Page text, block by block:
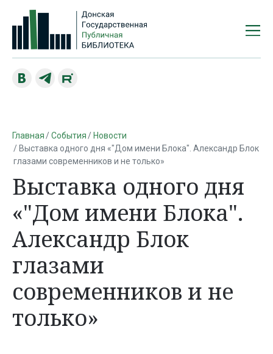
Главная События
Новости
Выставка одного дня «"Дом имени Блока". Александр Блок
глазами современников и не только»
Выставка одного дня
«"Дом имени Блока".
Александр Блок
глазами
современников и не
только»